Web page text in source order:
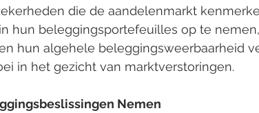
die de aandelenmarkt
hun beleggingsportefeuilles op te
hun algehele beleggingsweerbaarheid
in het gezicht van marktverstoringen.
Nemen